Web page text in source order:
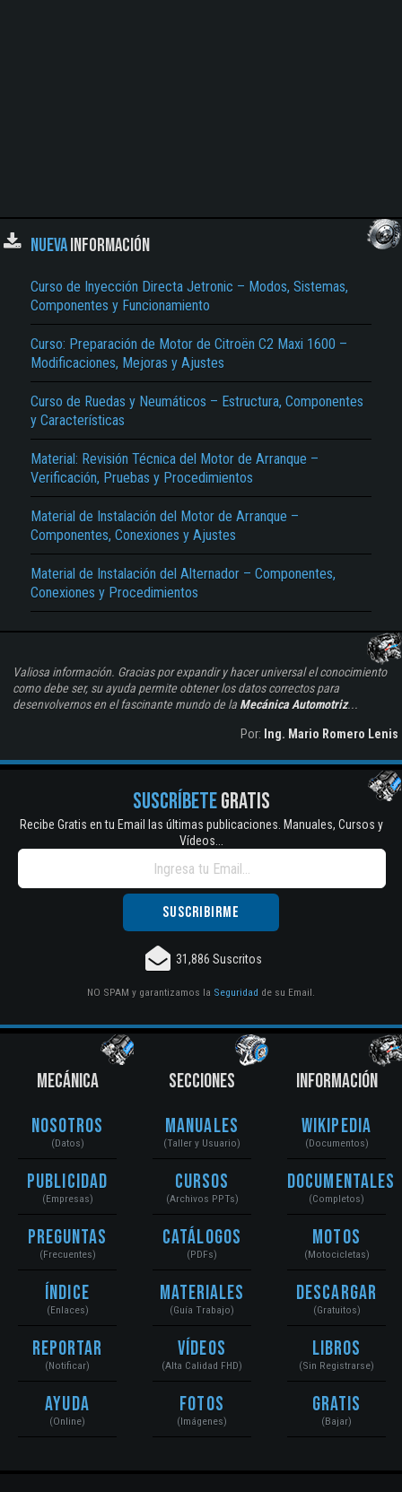
NUEVAINFORMACIÓN
Curso de Inyección Directa Jetronic – Modos, Sistemas,
Componentes y Funcionamiento
Curso: Preparación de Motor de Citroën C2 Maxi 1600 –
Modificaciones, Mejoras y Ajustes
Curso de Ruedas y Neumáticos – Estructura, Componentes
y Características
Material: Revisión Técnica del Motor de Arranque –
Verificación, Pruebas y Procedimientos
Material de Instalación del Motor de Arranque –
Componentes, Conexiones y Ajustes
Material de Instalación del Alternador – Componentes,
Conexiones y Procedimientos
Valiosa información. Gracias por expandir y hacer universal el conocimiento
como debe ser, su ayuda permite obtener los datos correctos para
desenvolvernos en el fascinante mundo de la Mecánica Automotriz...
Por: Ing. Mario Romero Lenis
SUSCRÍBETEGRATIS
Recibe Gratis en tu Email las últimas publicaciones. Manuales, Cursos y
Vídeos...
31,886 Suscritos
NO SPAM y garantizamos la Seguridad de su Email.
MECÁNICA
Nosotros
(Datos)
Publicidad
(Empresas)
Preguntas
(Frecuentes)
Índice
(Enlaces)
Reportar
(Notificar)
Ayuda
(Online)
SECCIONES
Manuales
(Taller y Usuario)
Cursos
(Archivos PPTs)
Catálogos
(PDFs)
Materiales
(Guía Trabajo)
Vídeos
(Alta Calidad FHD)
Fotos
(Imágenes)
INFORMACIÓN
Wikipedia
(Documentos)
Documentales
(Completos)
Motos
(Motocicletas)
Descargar
(Gratuitos)
Libros
(Sin Registrarse)
Gratis
(Bajar)